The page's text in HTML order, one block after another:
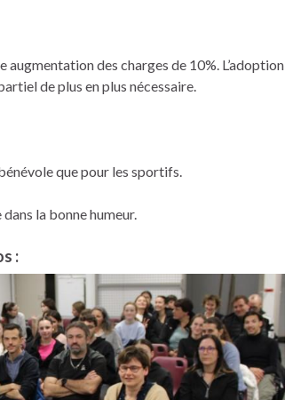
des charges de 10%. L’adoption
de plus en plus nécessaire.
que pour les sportifs.
la bonne humeur.
: